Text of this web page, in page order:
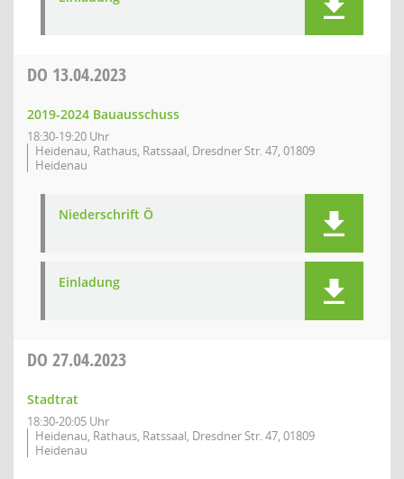
DO 13.04.2023
2019-2024 Bauausschuss
18:30-19:20 Uhr
Heidenau, Rathaus, Ratssaal, Dresdner Str. 47, 01809
Heidenau
Niederschrift Ö
Einladung
DO 27.04.2023
Stadtrat
18:30-20:05 Uhr
Heidenau, Rathaus, Ratssaal, Dresdner Str. 47, 01809
Heidenau